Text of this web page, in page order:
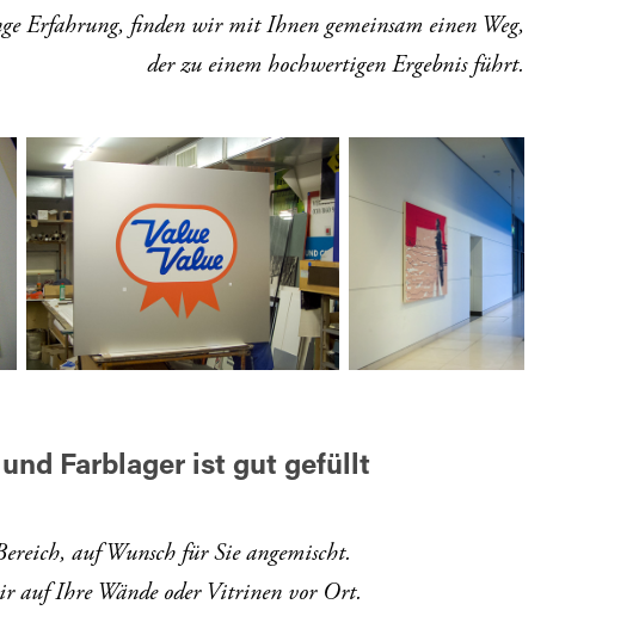
Erfahrung, finden wir mit Ihnen gemeinsam einen Weg,
der zu einem hochwertigen Ergebnis führt.
Farblager ist gut gefüllt
auf Wunsch für Sie angemischt.
auf Ihre Wände oder Vitrinen vor Ort.